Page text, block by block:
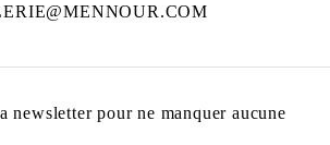
newsletter pour ne manquer aucune